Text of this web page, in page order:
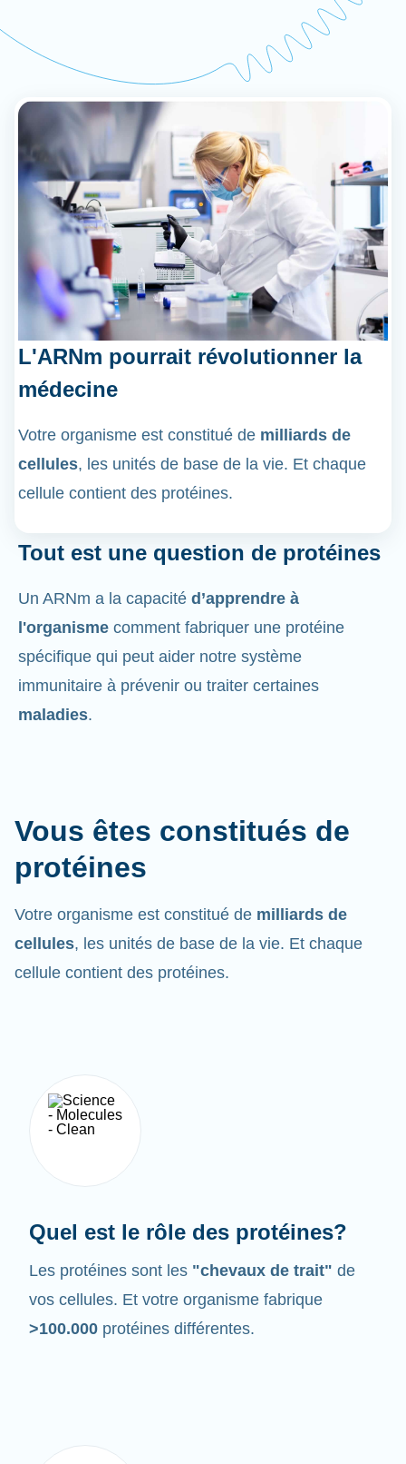
L'ARNm pourrait révolutionner la
médecine
Votre organisme est constitué de milliards de
cellules, les unités de base de la vie. Et chaque
cellule contient des protéines.
Tout est une question de protéines
Un ARNm a la capacité d’apprendre à
l'organisme comment fabriquer une protéine
spécifique qui peut aider notre système
immunitaire à prévenir ou traiter certaines
maladies.
Vous êtes constitués de
protéines
Votre organisme est constitué de milliards de
cellules, les unités de base de la vie. Et chaque
cellule contient des protéines.
Quel est le rôle des protéines?
Les protéines sont les "chevaux de trait" de
vos cellules. Et votre organisme fabrique
>100.000 protéines différentes.